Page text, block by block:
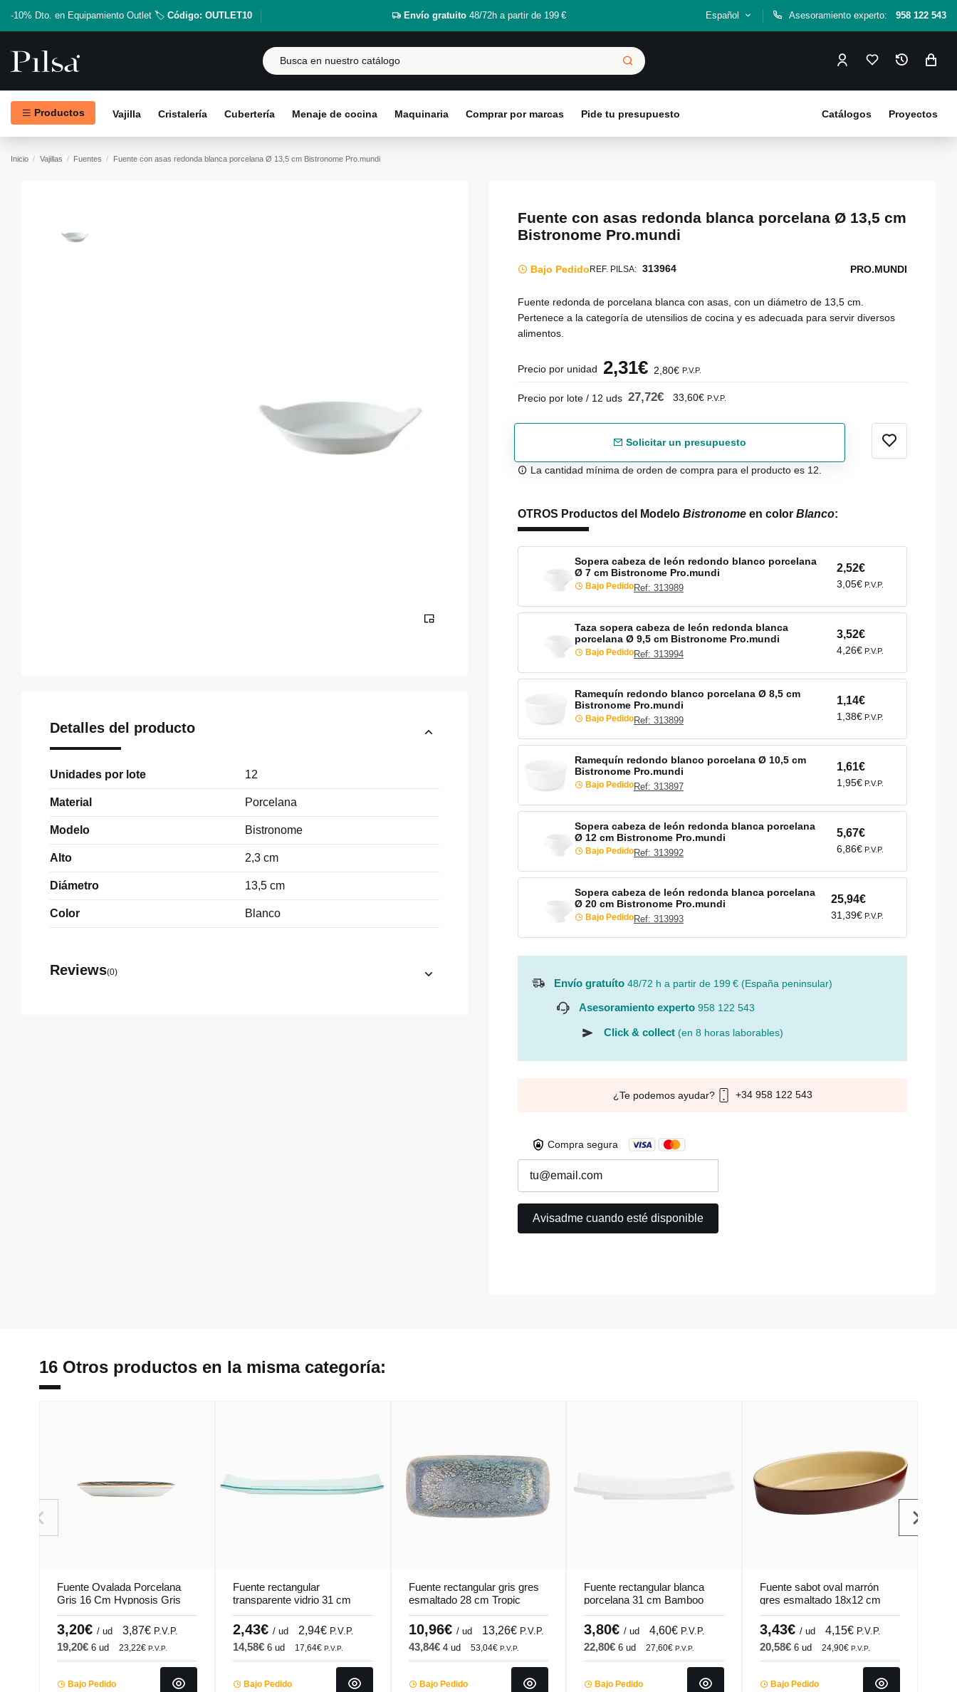
-10% Dto. en Equipamiento Outlet 🏷️ Código: OUTLET10 Envío gratuito48/72h a partir de 199 € Español Asesoramiento experto: 958 122 543
Productos Vajilla Cristalería Cubertería Menaje de cocina Maquinaria Comprar por marcas Pide tu presupuesto Proyectos
Catálogos
Inicio Vajillas Fuentes Fuente con asas redonda blanca porcelana Ø 13,5 cm Bistronome Pro.mundi
Detalles del producto
Unidades por lote 12
Material Porcelana
Modelo Bistronome
Alto 2,3 cm
Diámetro 13,5 cm
Color Blanco
Reviews(0)
Fuente con asas redonda blanca porcelana Ø 13,5 cm
Bistronome Pro.mundi
Bajo Pedido REF. PILSA: 313964 PRO.MUNDI
Fuente redonda de porcelana blanca con asas, con un diámetro de 13,5 cm.
Pertenece a la categoría de utensilios de cocina y es adecuada para servir diversos
alimentos.
Precio por unidad 2,31€ 2,80€ P.V.P.
Precio por lote / 12 uds 27,72€ 33,60€ P.V.P.
Solicitar un presupuesto
La cantidad mínima de orden de compra para el producto es 12.
OTROS Productos del Modelo Bistronome en color Blanco:
Sopera cabeza de león redondo blanco porcelana
Ø 7 cm Bistronome Pro.mundi
Bajo PedidoRef: 313989
2,52€
3,05€ P.V.P.
Taza sopera cabeza de león redonda blanca
porcelana Ø 9,5 cm Bistronome Pro.mundi
Bajo PedidoRef: 313994
3,52€
4,26€ P.V.P.
Ramequín redondo blanco porcelana Ø 8,5 cm
Bistronome Pro.mundi
Bajo PedidoRef: 313899
1,14€
1,38€ P.V.P.
Ramequín redondo blanco porcelana Ø 10,5 cm
Bistronome Pro.mundi
Bajo PedidoRef: 313897
1,61€
1,95€ P.V.P.
Sopera cabeza de león redonda blanca porcelana
Ø 12 cm Bistronome Pro.mundi
Bajo PedidoRef: 313992
5,67€
6,86€ P.V.P.
Sopera cabeza de león redonda blanca porcelana
Ø 20 cm Bistronome Pro.mundi
Bajo PedidoRef: 313993
25,94€
31,39€ P.V.P.
Envío gratuíto 48/72 h a partir de 199 € (España peninsular)
Asesoramiento experto 958 122 543
Click & collect (en 8 horas laborables)
¿Te podemos ayudar? +34 958 122 543
Compra segura
16 Otros productos en la misma categoría:
Fuente Ovalada Porcelana
Gris 16 Cm Hypnosis Gris
Porland
3,20€ / ud 3,87€ P.V.P.
19,20€ 6 ud 23,22€ P.V.P.
Bajo Pedido
Fuente rectangular
transparente vidrio 31 cm
Bamboo Pro.mundi
2,43€ / ud 2,94€ P.V.P.
14,58€ 6 ud 17,64€ P.V.P.
Bajo Pedido
Fuente rectangular gris gres
esmaltado 28 cm Tropic
Accolade
10,96€ / ud 13,26€ P.V.P.
43,84€ 4 ud 53,04€ P.V.P.
Bajo Pedido
Fuente rectangular blanca
porcelana 31 cm Bamboo
Pro.mundi
3,80€/ ud 4,60€ P.V.P.
22,80€6 ud 27,60€P.V.P.
Bajo Pedido
Fuente sabot oval marrón
gres esmaltado 18x12 cm
Pro.mundi
3,43€/ ud 4,15€ P.V.P.
20,58€6 ud 24,90€P.V.P.
Bajo Pedido